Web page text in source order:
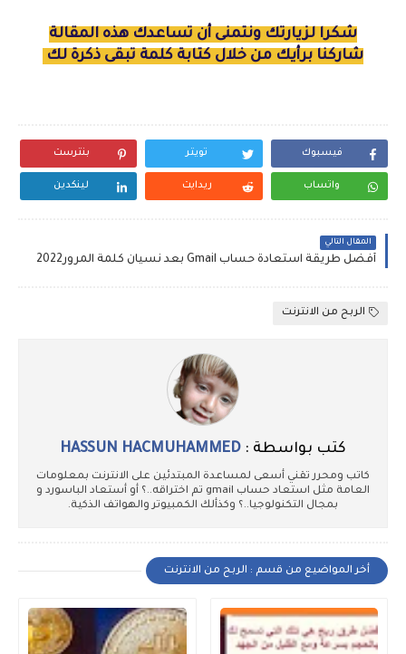
شكرا لزيارتك ونتمنى أن تساعدك هذه المقالة
شاركنا برأيك من خلال كتابة كلمة تبقى ذكرة لك
فيسبوك تويتر بنترست
واتساب ريدايت لينكدين
المقال التالي
أفضل طريقة استعادة حساب Gmail بعد نسيان كلمة المرور2022
الربح من الانترنت
كتب بواسطة : HASSUN HACMUHAMMED
كاتب ومحرر تقني أسعى لمساعدة المبتدئين على الانترنت بمعلومات
العامة مثل استعاد حساب gmail تم اختراقه..؟ أو أستعاد الباسورد و
بمجال التكنولوجيا..؟ وكذألك الكمبيوتر والهواتف الذكية.
أخر المواضيع من قسم : الربح من الانترنت